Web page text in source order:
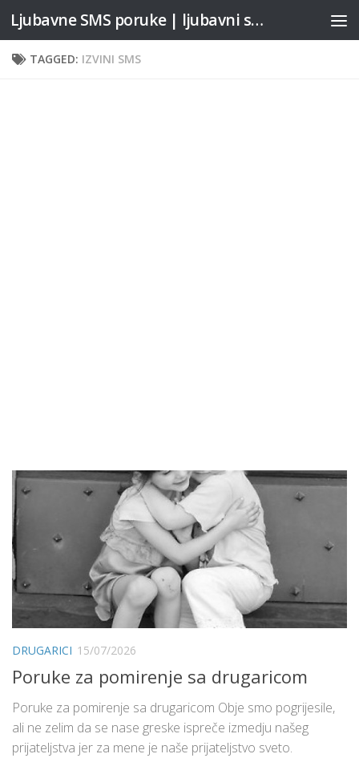
Skip to content Ljubavne SMS poruke | ljubavni stihovi
TAGGED: IZVINI SMS
DRUGARICI 15/07/2026
Poruke za pomirenje sa drugaricom
Poruke za pomirenje sa drugaricom Obje smo pogrijesile,
ali ne zelim da se nase greske ispreče izmedju našeg
prijateljstva jer za mene je naše prijateljstvo sveto.